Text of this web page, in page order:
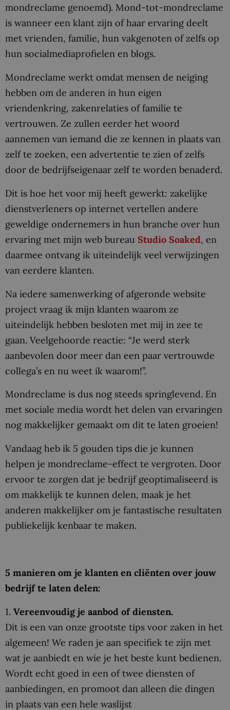
mondreclame genoemd). Mond-tot-mondreclame
is wanneer een klant zijn of haar ervaring deelt
met vrienden, familie, hun vakgenoten of zelfs op
hun socialmediaprofielen en blogs.
Mondreclame werkt omdat mensen de neiging
hebben om de anderen in hun eigen
vriendenkring, zakenrelaties of familie te
vertrouwen. Ze zullen eerder het woord
aannemen van iemand die ze kennen in plaats van
zelf te zoeken, een advertentie te zien of zelfs
door de bedrijfseigenaar zelf te worden benaderd.
Dit is hoe het voor mij heeft gewerkt: zakelijke
dienstverleners op internet vertellen andere
geweldige ondernemers in hun branche over hun
ervaring met mijn web bureau Studio Soaked, en
daarmee ontvang ik uiteindelijk veel verwijzingen
van eerdere klanten.
Na iedere samenwerking of afgeronde website
project vraag ik mijn klanten waarom ze
uiteindelijk hebben besloten met mij in zee te
gaan. Veelgehoorde reactie: “Je werd sterk
aanbevolen door meer dan een paar vertrouwde
collega’s en nu weet ik waarom!”.
Mondreclame is dus nog steeds springlevend. En
met sociale media wordt het delen van ervaringen
nog makkelijker gemaakt om dit te laten groeien!
Vandaag heb ik 5 gouden tips die je kunnen
helpen je mondreclame-effect te vergroten. Door
ervoor te zorgen dat je bedrijf geoptimaliseerd is
om makkelijk te kunnen delen, maak je het
anderen makkelijker om je fantastische resultaten
publiekelijk kenbaar te maken.
5 manieren om je klanten en cliënten over jouw
bedrijf te laten delen:
1. Vereenvoudig je aanbod of diensten.
Dit is een van onze grootste tips voor zaken in het
algemeen! We raden je aan specifiek te zijn met
wat je aanbiedt en wie je het beste kunt bedienen.
Wordt echt goed in een of twee diensten of
aanbiedingen, en promoot dan alleen die dingen
in plaats van een hele waslijst